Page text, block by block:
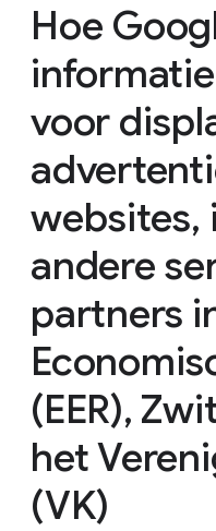
Hoe
voor
websites,
andere
partners
(EER),
het
(VK)